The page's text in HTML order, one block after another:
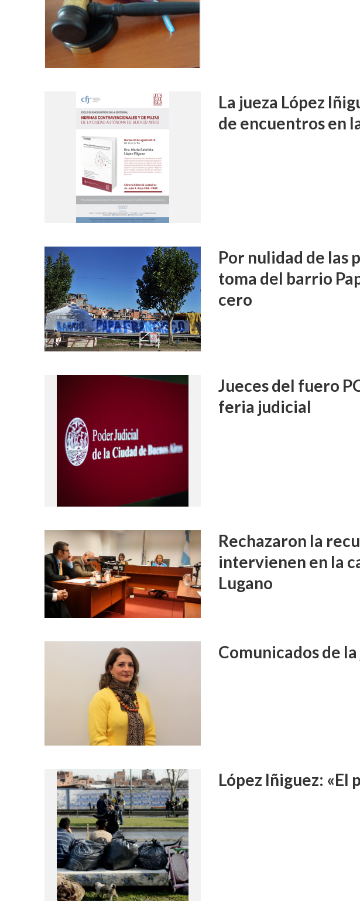
La jueza López
de encuentros en
Por nulidad de las
toma del barrio
cero
Jueces del fuero
feria judicial
Rechazaron la
intervienen en la
Lugano
Comunicados de
López Iñiguez: «El